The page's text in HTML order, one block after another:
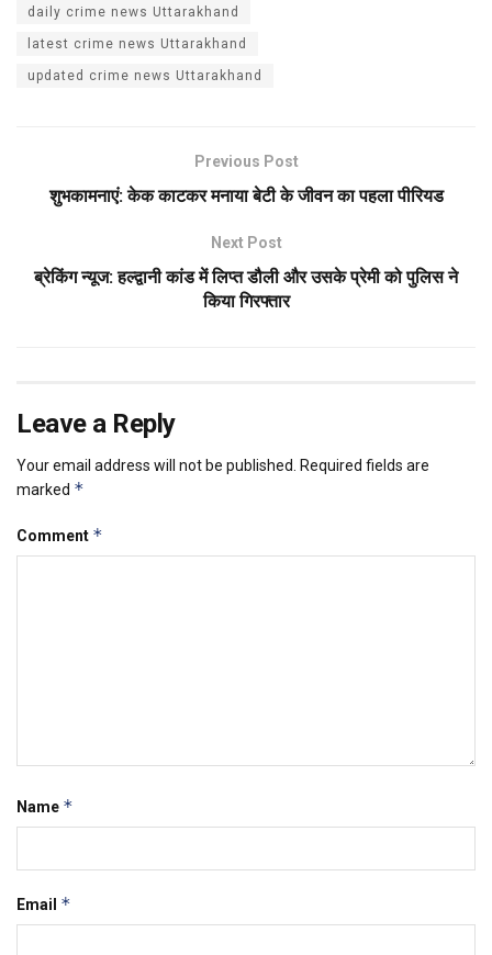
daily crime news Uttarakhand
latest crime news Uttarakhand
updated crime news Uttarakhand
Previous Post
शुभकामनाएं: केक काटकर मनाया बेटी के जीवन का पहला पीरियड
Next Post
ब्रेकिंग न्यूज: हल्द्वानी कांड में लिप्त डौली और उसके प्रेमी को पुलिस ने
किया गिरफ्तार
Leave a Reply
Your email address will not be published. Required fields are
marked *
Comment *
Name *
Email *